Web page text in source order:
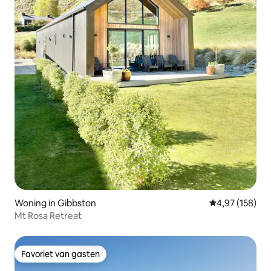
Woning in Gibbston Gemiddelde
4,97 (158)
Mt Rosa Retreat
Favoriet van gasten
Favoriet van gasten